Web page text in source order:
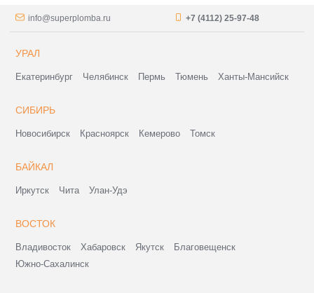
info@superplomba.ru +7 (4112) 25-97-48
УРАЛ
Екатеринбург Челябинск Пермь Тюмень Ханты-Мансийск
СИБИРЬ
Новосибирск Красноярск Кемерово Томск
БАЙКАЛ
Иркутск Чита Улан-Удэ
ВОСТОК
Владивосток Хабаровск Якутск
Благовещенск
Южно-Сахалинск